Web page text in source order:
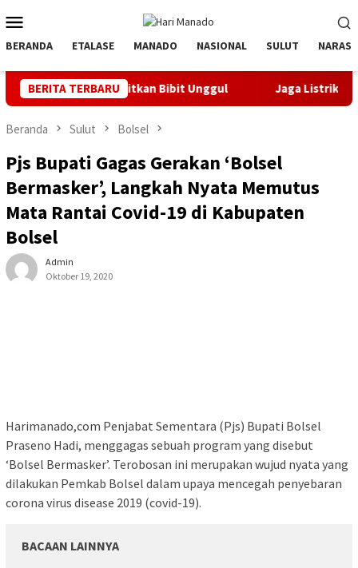
ke
kontenMobile
BERANDA ETALASE MANADO NASIONAL SULUT NARASI
BERITA TERBARU
Orbitkan Bibit Unggul Jaga Listrik Andal Jelang HUT
Beranda Sulut Bolsel
Pjs Bupati Gagas Gerakan ‘Bolsel
Bermasker’, Langkah Nyata Memutus
Mata Rantai Covid-19 di Kabupaten
Bolsel
Admin
Oktober 19, 2020
Harimanado,com Penjabat Sementara (Pjs) Bupati Bolsel
Praseno Hadi, menggagas sebuah program yang disebut
‘Bolsel Bermasker’. Terobosan ini merupakan wujud nyata yang
dilakukan Pemkab Bolsel dalam upaya mencegah penyebaran
corona virus disease 2019 (covid-19).
BACAAN LAINNYA